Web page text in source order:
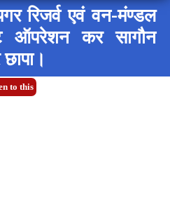
रिजर्व एवं वन-मंण्डल
ऑपरेशन कर सागौन
to this